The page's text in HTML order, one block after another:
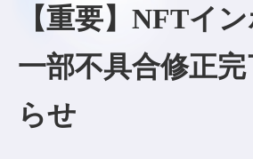
ステーキング
その他
お問い合わせ
【重要】NFTイ
一部不具合修正
らせ